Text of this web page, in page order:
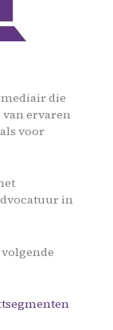
die
ervaren
voor
in